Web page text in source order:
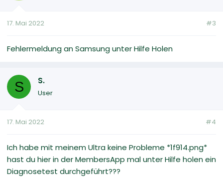
17. Mai 2022 #3
Fehlermeldung an Samsung unter Hilfe Holen
S S.
User
17. Mai 2022 #4
Ich habe mit meinem Ultra keine Probleme *1f914.png*
hast du hier in der MembersApp mal unter Hilfe holen ein
Diagnosetest durchgeführt???